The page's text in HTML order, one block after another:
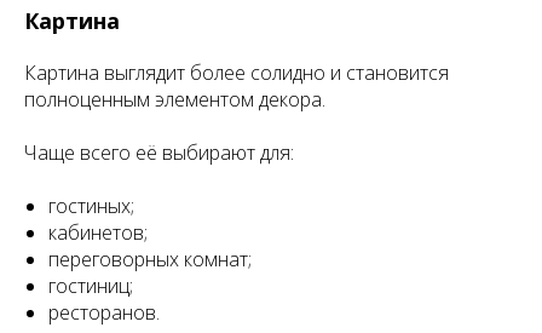
Картина
Картина выглядит более солидно и становится
полноценным элементом декора.
Чаще всего её выбирают для:
гостиных;
кабинетов;
переговорных комнат;
гостиниц;
ресторанов.